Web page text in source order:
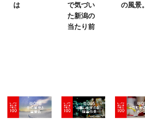
は
で気づい
た新潟の
当たり前
の風景。